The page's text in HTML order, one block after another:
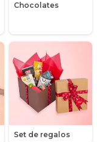
Chocolates
Set de regalos